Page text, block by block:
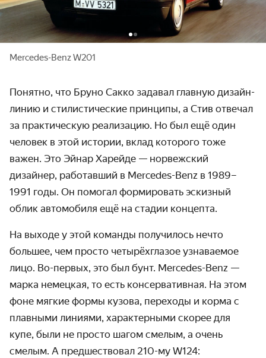
Mercedes-Benz W201
Понятно, что Бруно Сакко задавал главную дизайн-
линию и стилистические принципы, а Стив отвечал
за практическую реализацию. Но был ещё один
человек в этой истории, вклад которого тоже
важен. Это Эйнар Харейде — норвежский
дизайнер, работавший в Mercedes-Benz в 1989–
1991 годы. Он помогал формировать эскизный
облик автомобиля ещё на стадии концепта.
На выходе у этой команды получилось нечто
большее, чем просто четырёхглазое узнаваемое
лицо. Во-первых, это был бунт. Mercedes-Benz —
марка немецкая, то есть консервативная. На этом
фоне мягкие формы кузова, переходы и корма с
плавными линиями, характерными скорее для
купе, были не просто шагом смелым, а очень
смелым. А предшествовал 210-му W124: